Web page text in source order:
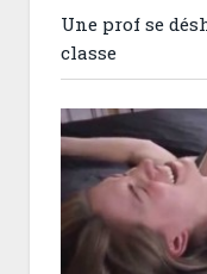
Une prof se
classe